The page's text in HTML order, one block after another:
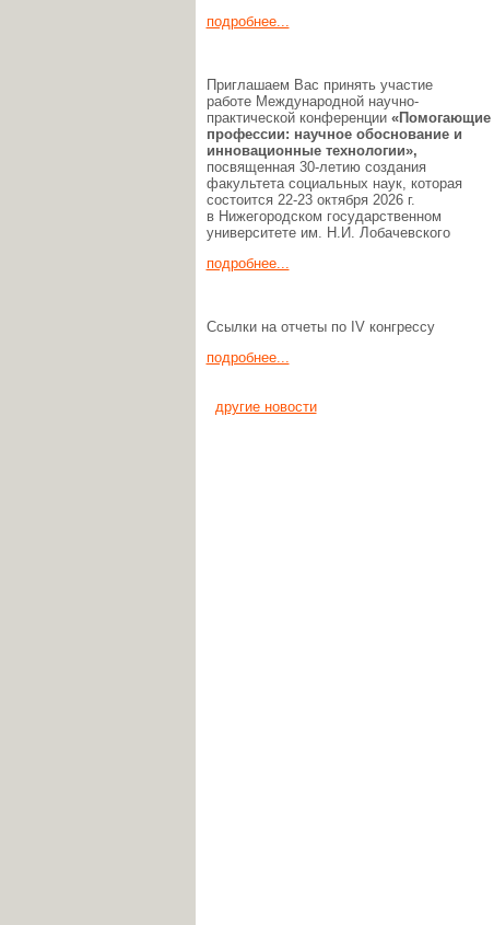
подробнее...
Приглашаем Вас принять участие
работе Международной научно-
практической конференции «Помогающие
профессии: научное обоснование и
инновационные технологии»,
посвященная 30-летию создания
факультета социальных наук, которая
состоится 22-23 октября 2026 г.
в Нижегородском государственном
университете им. Н.И. Лобачевского
подробнее...
Ссылки на отчеты по IV конгрессу
подробнее...
другие новости